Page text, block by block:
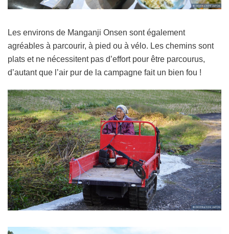
Les environs de Manganji Onsen sont également
agréables à parcourir, à pied ou à vélo. Les chemins sont
plats et ne nécessitent pas d’effort pour être parcourus,
d’autant que l’air pur de la campagne fait un bien fou !